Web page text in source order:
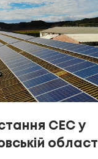
СЕС у
області